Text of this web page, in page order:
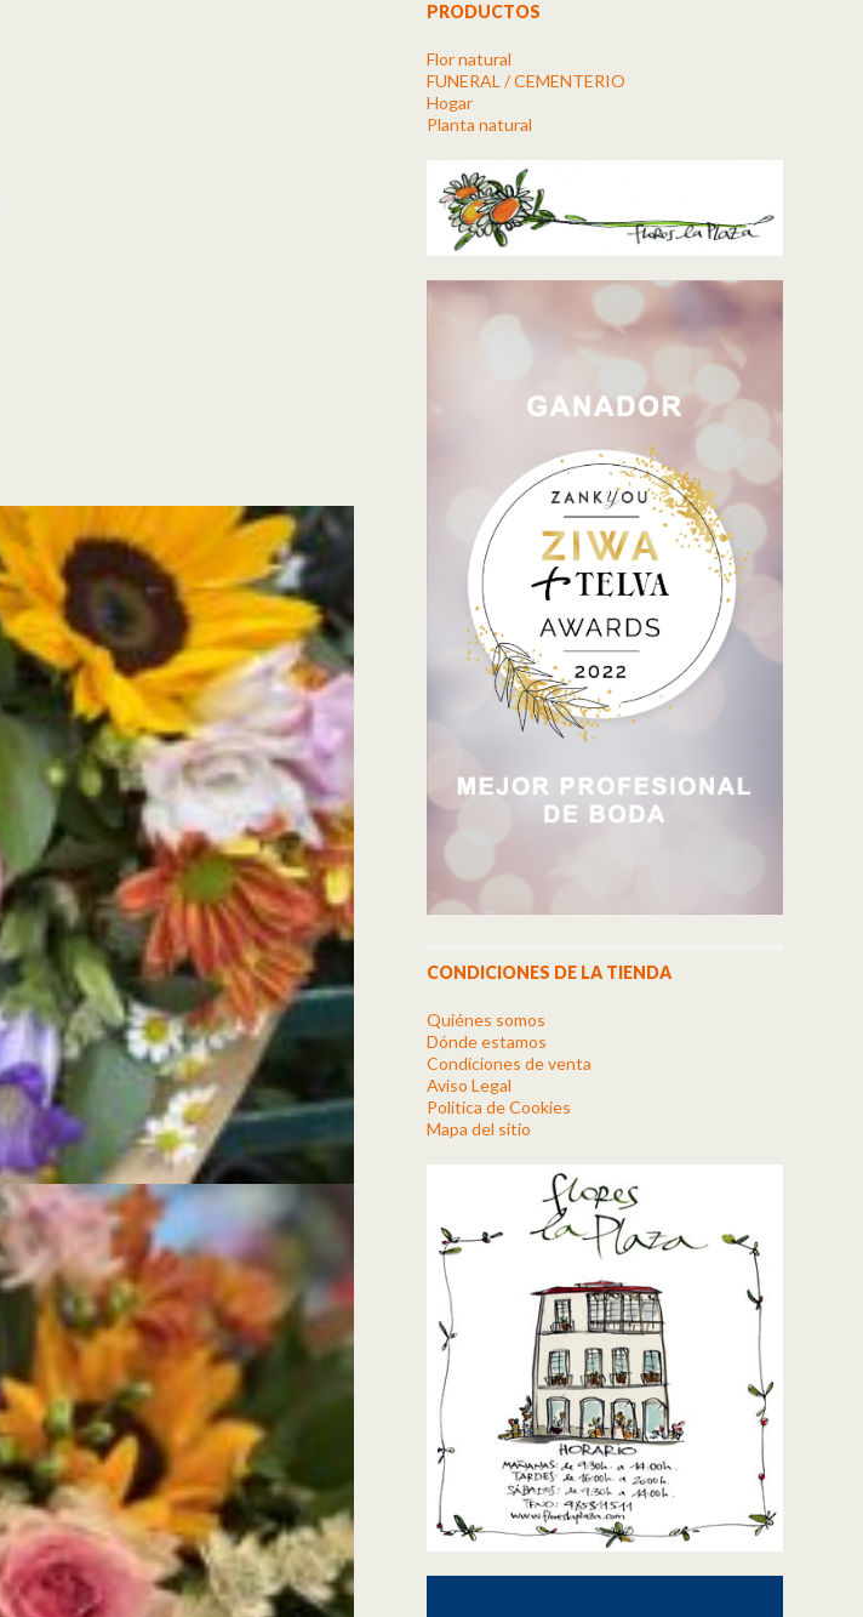
PRODUCTOS
Flor natural
FUNERAL / CEMENTERIO
Hogar
Planta natural
CONDICIONES DE LA TIENDA
Quiénes somos
Dónde estamos
Condiciones de venta
Aviso Legal
Política de Cookies
Mapa del sitio